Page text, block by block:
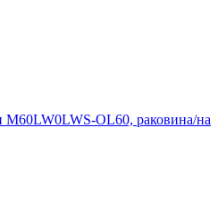
OL60, раковина/на